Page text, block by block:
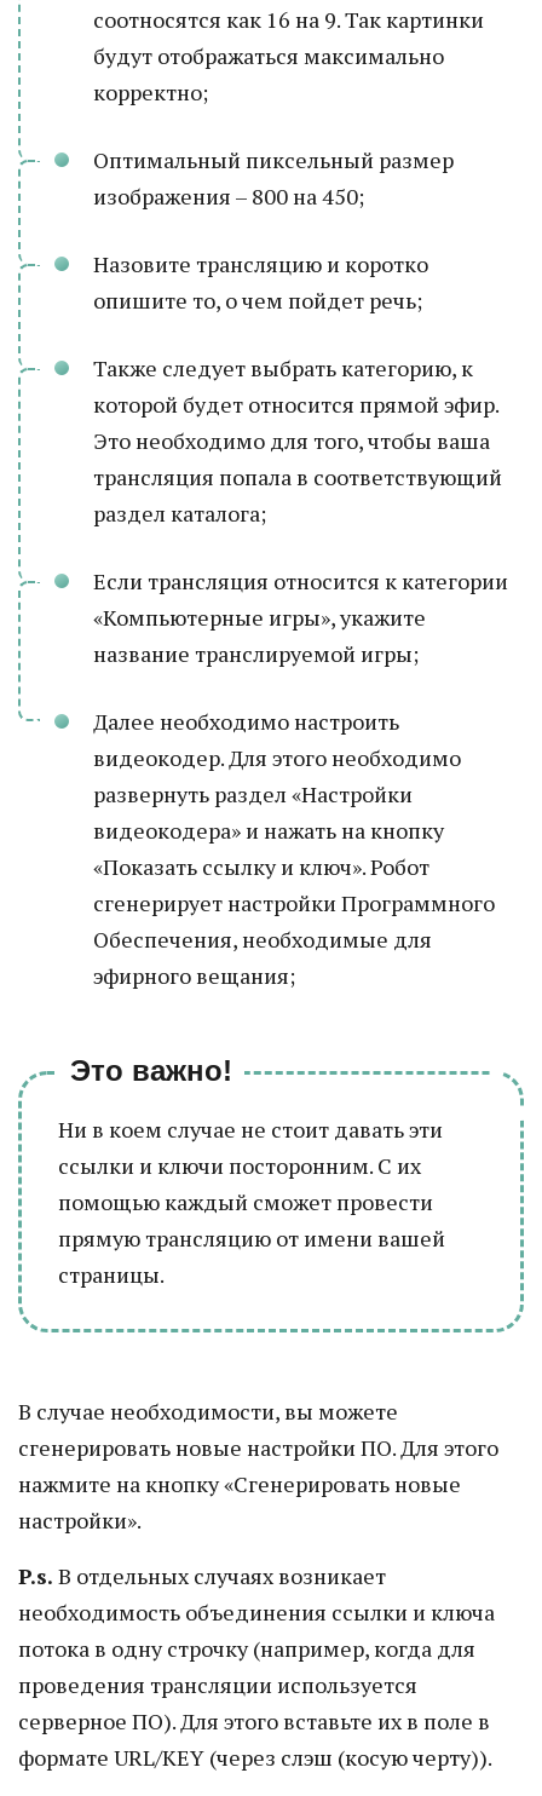
соотносятся как 16 на 9. Так картинки
будут отображаться максимально
корректно;
Оптимальный пиксельный размер
изображения – 800 на 450;
Назовите трансляцию и коротко
опишите то, о чем пойдет речь;
Также следует выбрать категорию, к
которой будет относится прямой эфир.
Это необходимо для того, чтобы ваша
трансляция попала в соответствующий
раздел каталога;
Если трансляция относится к категории
«Компьютерные игры», укажите
название транслируемой игры;
Далее необходимо настроить
видеокодер. Для этого необходимо
развернуть раздел «Настройки
видеокодера» и нажать на кнопку
«Показать ссылку и ключ». Робот
сгенерирует настройки Программного
Обеспечения, необходимые для
эфирного вещания;
Это важно!
Ни в коем случае не стоит давать эти
ссылки и ключи посторонним. С их
помощью каждый сможет провести
прямую трансляцию от имени вашей
страницы.
В случае необходимости, вы можете
сгенерировать новые настройки ПО. Для этого
нажмите на кнопку «Сгенерировать новые
настройки».
P.s. В отдельных случаях возникает
необходимость объединения ссылки и ключа
потока в одну строчку (например, когда для
проведения трансляции используется
серверное ПО). Для этого вставьте их в поле в
формате URL/KEY (через слэш (косую черту)).